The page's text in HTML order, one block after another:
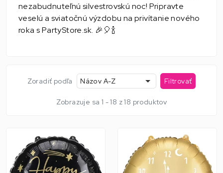
nezabudnuteľnú silvestrovskú noc! Pripravte
veselú a sviatočnú výzdobu na privítanie nového
roka s PartyStore.sk. 🎉🎈🍾
Zoradiť podľa Názov A-Z Filtrovať
Zobrazuje sa 1 - 18 z 18 produktov